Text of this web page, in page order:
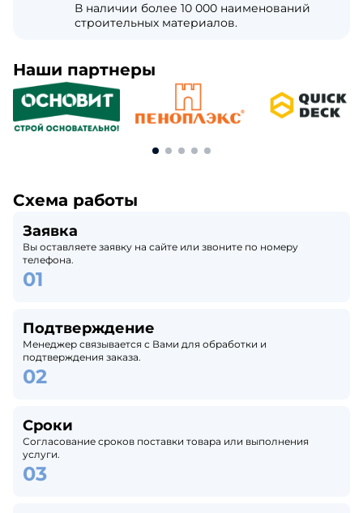
В наличии более 10 000 наименований
строительных материалов.
Наши партнеры
Схема работы
Заявка
Вы оставляете заявку на сайте или звоните по номеру
телефона.
Подтверждение
Менеджер связывается с Вами для обработки и
подтверждения заказа.
Сроки
Согласование сроков поставки товара или выполнения
услуги.